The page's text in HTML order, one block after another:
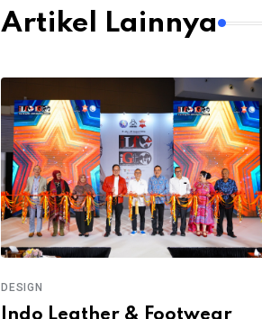
Artikel Lainnya
DESIGN
Indo Leather & Footwear